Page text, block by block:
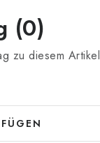
(0)
zu diesem Artikel